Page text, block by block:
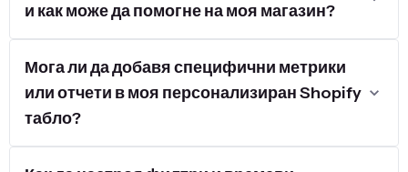
и как може да помогне на моя магазин?
Мога ли да добавя специфични метрики
или отчети в моя персонализиран Shopify
табло?